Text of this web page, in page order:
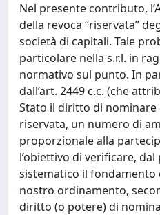
Nel presente contributo,
della revoca “riservata”
società di capitali. Tale
particolare nella s.r.l. in
normativo sul punto. In
dall’art. 2449 c.c. (che
Stato il diritto di nominare
riservata, un numero di
proporzionale alla
l’obiettivo di verificare,
sistematico il fondamento
nostro ordinamento,
diritto (o potere) di